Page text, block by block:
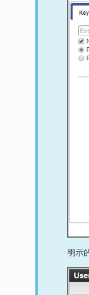
明示